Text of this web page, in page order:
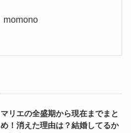
momono
マリエの全盛期から現在までまと
め！消えた理由は？結婚してるか